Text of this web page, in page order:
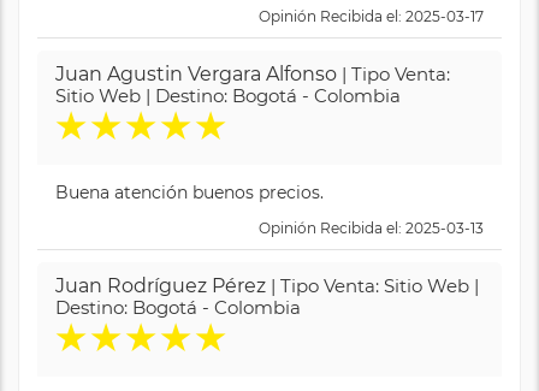
Opinión Recibida el: 2025-03-17
Juan Agustin Vergara Alfonso | Tipo Venta:
Sitio Web | Destino: Bogotá - Colombia
★★★★★
Buena atención buenos precios.
Opinión Recibida el: 2025-03-13
Juan Rodríguez Pérez | Tipo Venta: Sitio Web |
Destino: Bogotá - Colombia
★★★★★